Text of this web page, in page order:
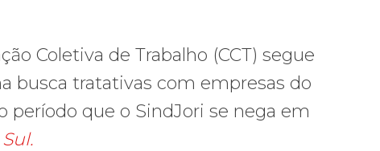
Coletiva de Trabalho (CCT) segue
busca tratativas com empresas do
que o SindJori se nega em